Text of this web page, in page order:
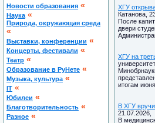
Новости образования «
Наука «
Природа, окружающая среда
«
Выставки, конференции «
Концерты, фестивали «
Театр «
Образование в РуНете «
Музыка, культура «
IT «
Юбилеи «
Благотворительность «
Разное «
ХГУ
Катанова,
После
двери
ХГУ на
итогам
В ХГУ
21.07.2026,
В